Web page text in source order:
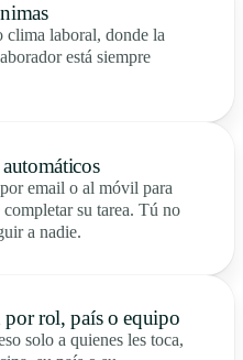
clima laboral, donde la
está siempre
email o al móvil para
su tarea. Tú no
a nadie.
por rol, país o equipo
solo a quienes les toca,